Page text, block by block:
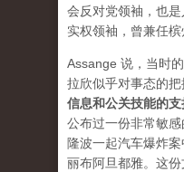
会反对党领袖，也
实权领袖，曾兼任槟
Assange 说，当时
拉欣似乎对事态的
信息和公关技能的支
公布过一份非常敏
隆波一起汽车爆炸
丽布阿旦都雅。这